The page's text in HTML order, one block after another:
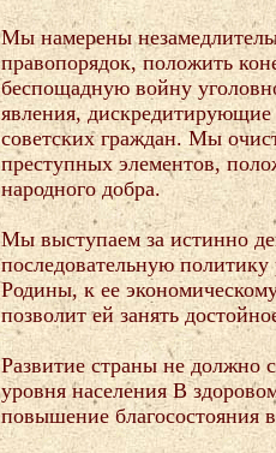
Мы намерены
правопорядок, положить
беспощадную войну
явления,
советских граждан. Мы
преступных элементов,
народного добра.
Мы выступаем за истинно
последовательную
Родины, к ее
позволит ей занять
Развитие страны не должно
уровня населения В
повышение благосостояния